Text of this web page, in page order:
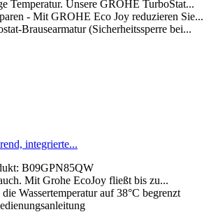
Temperatur. Unsere GROHE TurboStat...
- Mit GROHE Eco Joy reduzieren Sie...
Brausearmatur (Sicherheitssperre bei...
integrierte...
B09GPN85QW
Mit Grohe EcoJoy fließt bis zu...
Wassertemperatur auf 38°C begrenzt